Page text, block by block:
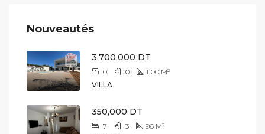
Nouveautés
3,700,000 DT
0 0 1100 M²
VILLA
350,000 DT
7 3 96 M²